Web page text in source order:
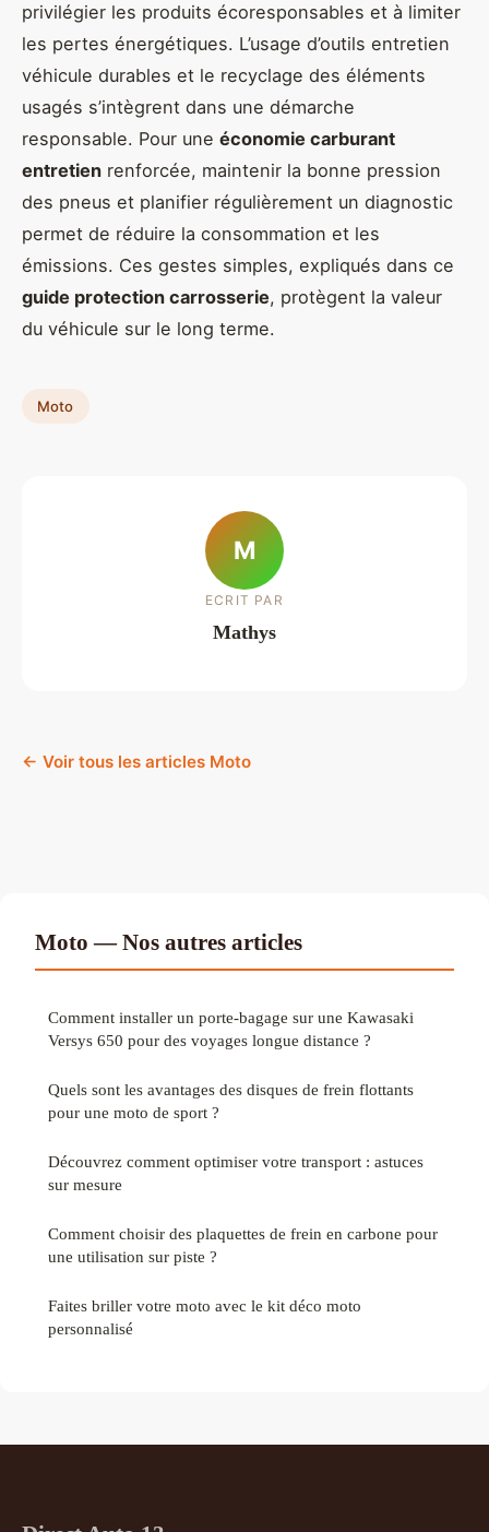
privilégier les produits écoresponsables et à limiter
les pertes énergétiques. L’usage d’outils entretien
véhicule durables et le recyclage des éléments
usagés s’intègrent dans une démarche
responsable. Pour une économie carburant
entretien renforcée, maintenir la bonne pression
des pneus et planifier régulièrement un diagnostic
permet de réduire la consommation et les
émissions. Ces gestes simples, expliqués dans ce
guide protection carrosserie, protègent la valeur
du véhicule sur le long terme.
Moto
M
ECRIT PAR
Mathys
← Voir tous les articles Moto
Moto — Nos autres articles
Comment installer un porte-bagage sur une Kawasaki
Versys 650 pour des voyages longue distance ?
Quels sont les avantages des disques de frein flottants
pour une moto de sport ?
Découvrez comment optimiser votre transport : astuces
sur mesure
Comment choisir des plaquettes de frein en carbone pour
une utilisation sur piste ?
Faites briller votre moto avec le kit déco moto
personnalisé